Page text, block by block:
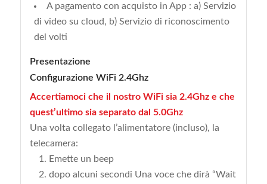
A pagamento con acquisto in App : a) Servizio
di video su cloud, b) Servizio di riconoscimento
del volti
Presentazione
Configurazione WiFi 2.4Ghz
Accertiamoci che il nostro WiFi sia 2.4Ghz e che
quest’ultimo sia separato dal 5.0Ghz
Una volta collegato l’alimentatore (incluso), la
telecamera:
Emette un beep
dopo alcuni secondi Una voce che dirà “Wait